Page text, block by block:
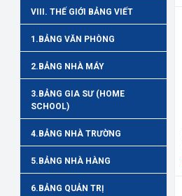
VIII. THẾ GIỚI BẢNG VIẾT
1.BẢNG VĂN PHÒNG
2.BẢNG NHÀ MÁY
3.BẢNG GIA SƯ (HOME
SCHOOL)
4.BẢNG NHÀ TRƯỜNG
5.BẢNG NHÀ HÀNG
6.BẢNG QUẢN TRỊ